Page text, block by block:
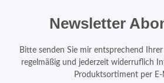
Newsletter
Bitte senden Sie mir entsprechend Ihrer
regelmäßig und jederzeit widerruflich
Produktsortiment per E-